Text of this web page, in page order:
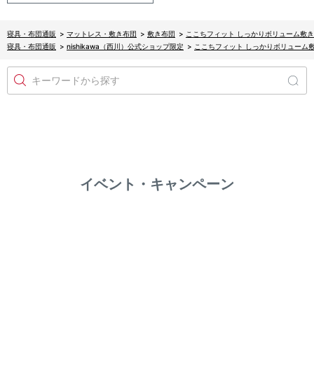
寝具・布団通販 > マットレス・敷き布団 > 敷き布団 > ここちフィット しっかりボリューム敷
寝具・布団通販 > nishikawa（西川）公式ショップ限定 > ここちフィット しっかりボリューム
キーワードから探す
イベント・キャンペーン